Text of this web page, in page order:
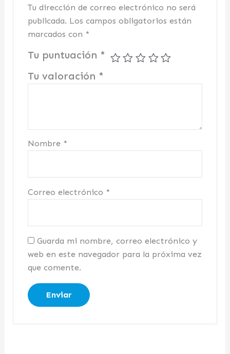
Tu dirección de correo electrónico no será
publicada. Los campos obligatorios están
marcados con *
Tu puntuación *
Tu valoración *
Nombre *
Correo electrónico *
Guarda mi nombre, correo electrónico y
web en este navegador para la próxima vez
que comente.